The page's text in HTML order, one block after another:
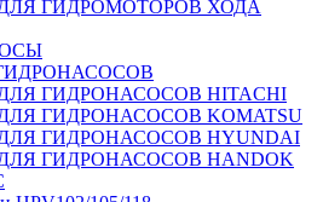
ГИДРОМОТОРОВ ХОДА
ГИДРОНАСОСОВ HITACHI
ГИДРОНАСОСОВ KOMATSU
ГИДРОНАСОСОВ HYUNDAI
ГИДРОНАСОСОВ HANDOK